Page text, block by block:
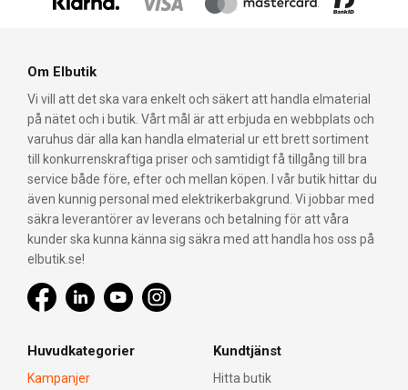
Om Elbutik
Vi vill att det ska vara enkelt och säkert att handla elmaterial
på nätet och i butik. Vårt mål är att erbjuda en webbplats och
varuhus där alla kan handla elmaterial ur ett brett sortiment
till konkurrenskraftiga priser och samtidigt få tillgång till bra
service både före, efter och mellan köpen. I vår butik hittar du
även kunnig personal med elektrikerbakgrund. Vi jobbar med
säkra leverantörer av leverans och betalning för att våra
kunder ska kunna känna sig säkra med att handla hos oss på
elbutik.se!
Huvudkategorier
Kampanjer
Kundtjänst
Hitta butik